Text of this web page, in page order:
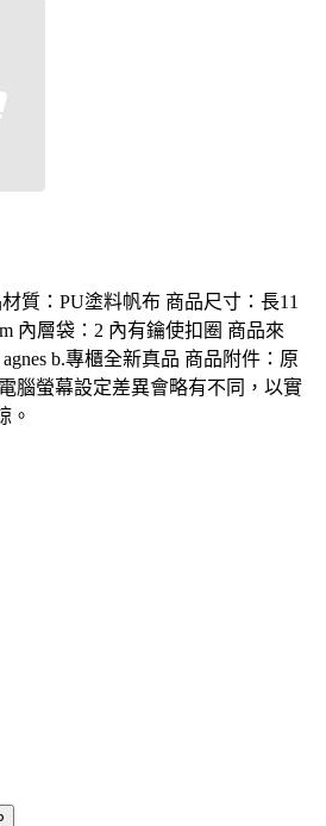
質：PU塗料帆布 商品尺寸：長11
內層袋：2 內有鑰使扣圈 商品來
b.專櫃全新真品 商品附件：原
腦螢幕設定差異會略有不同，以實
。